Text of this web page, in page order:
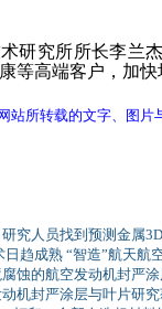
研究所所长李兰
等高端客户，加
站所转载的文字、图片
研究人员找到预测金属
日趋成熟 “智造”航天航
蚀的航空发动机封严
机封严涂层与叶片研